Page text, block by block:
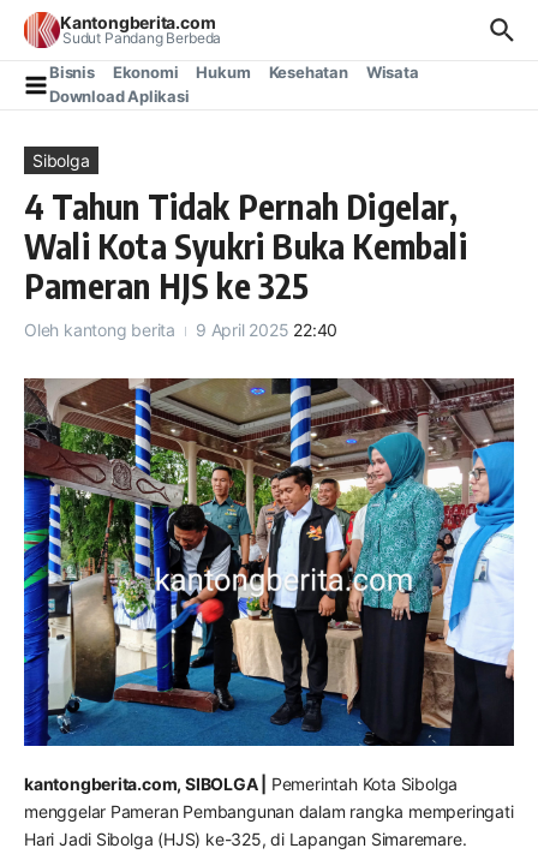
Lewati ke konten
Kantongberita.com
Sudut Pandang Berbeda
Bisnis Ekonomi Hukum Kesehatan
Wisata
Download Aplikasi
Sibolga
4 Tahun Tidak Pernah Digelar,
Wali Kota Syukri Buka Kembali
Pameran HJS ke 325
Oleh kantong berita 9 April 2025 22:40
kantongberita.com, SIBOLGA |
Pemerintah Kota Sibolga
menggelar Pameran Pembangunan dalam rangka memperingati
Hari Jadi Sibolga (HJS) ke-325, di Lapangan Simaremare.